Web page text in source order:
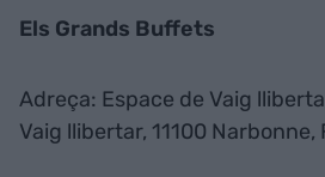
Els Grands Buffets
Adreça: Espace de Vaig
Vaig llibertar, 11100 Narbonne,